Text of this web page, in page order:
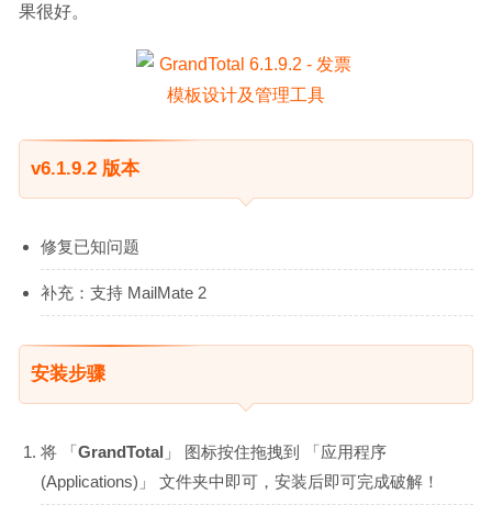
果很好。
v6.1.9.2 版本
修复已知问题
补充：支持 MailMate 2
安装步骤
将 「GrandTotal 」 图标按住拖拽到 「应用程序
(Applications)」 文件夹中即可，安装后即可完成破解！